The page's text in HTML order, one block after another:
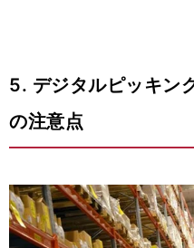
5. デジタルピッキン
の注意点